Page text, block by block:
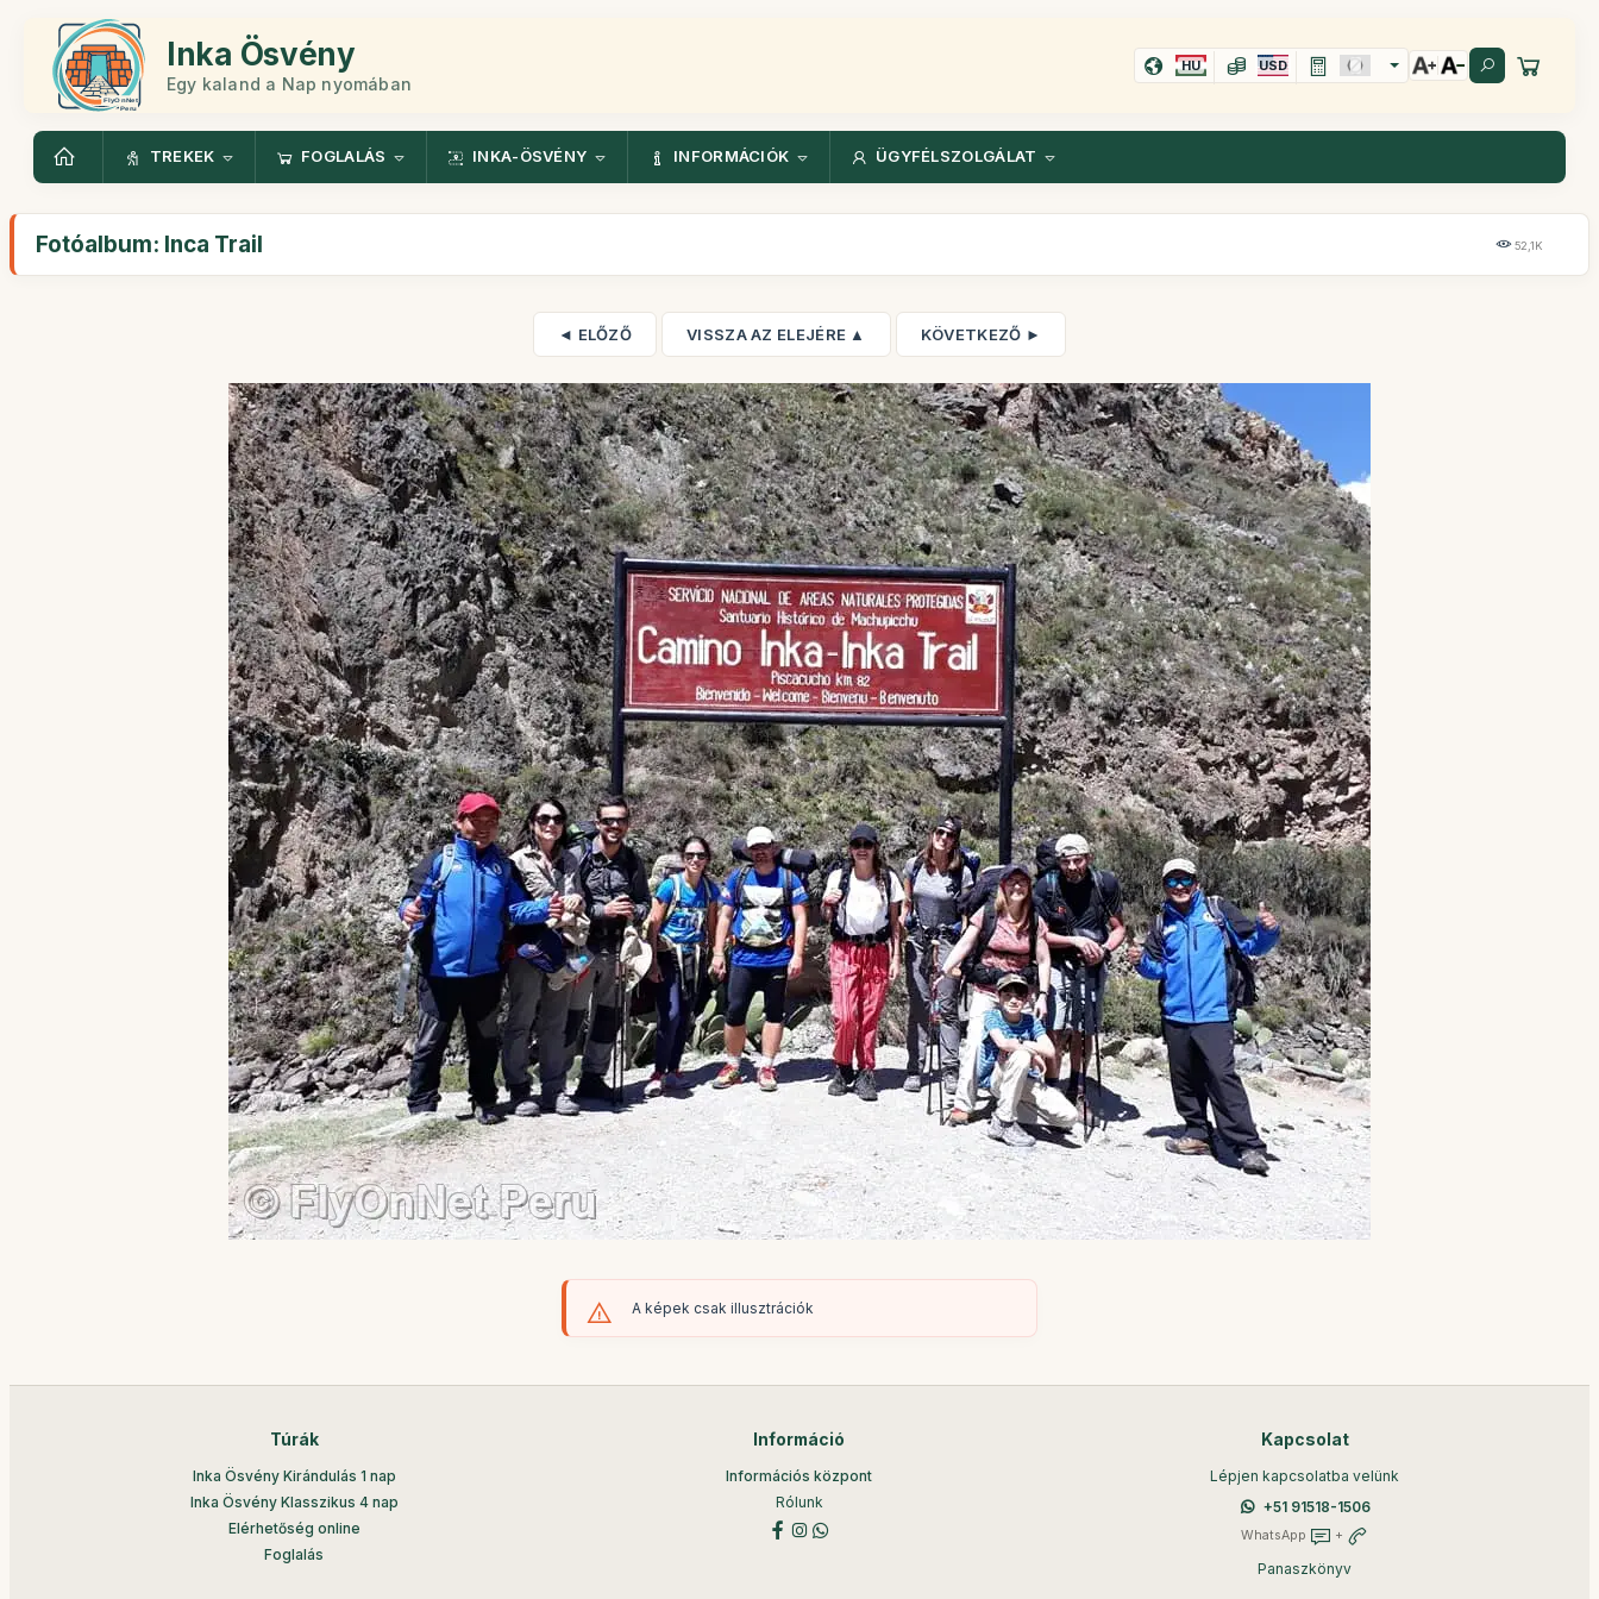
Inka Ösvény
Egy kaland a Nap nyomában
HU USD
TREKEK FOGLALÁS INKA-ÖSVÉNY INFORMÁCIÓK ÜGYFÉLSZOLGÁLAT
Fotóalbum: Inca Trail 52,1K
◄ ELŐZŐ VISSZA AZ ELEJÉRE ▲ KÖVETKEZŐ ►
A képek csak illusztrációk
Túrák
Inka Ösvény Kirándulás 1 nap
Inka Ösvény Klasszikus 4 nap
Elérhetőség online
Foglalás
Információ
Információs központ
Rólunk
Kapcsolat
Lépjen kapcsolatba velünk
+51 91518-1506
WhatsApp +
Panaszkönyv